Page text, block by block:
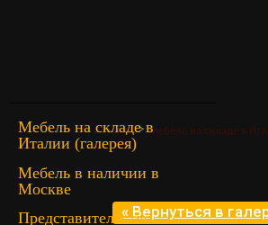
Мебель на складе в
Италии (галерея)
Мебель в наличии в
Москве
Представительство
Главная>Мебель на складе в
« Вернуться в